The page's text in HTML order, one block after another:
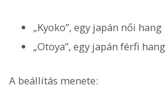
„Kyoko”, egy japán női hang
„Otoya”, egy japán férfi hang
A beállítás menete: